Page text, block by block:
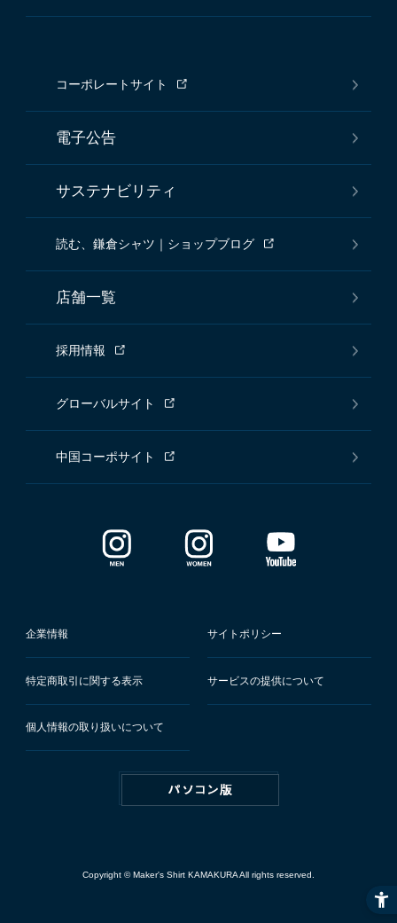
コーポレートサイト
電子公告
サステナビリティ
読む、鎌倉シャツ｜ショップブログ
店舗一覧
採用情報
グローバルサイト
中国コーポサイト
企業情報 サイトポリシー
特定商取引に関する表示 サービスの提供について
個人情報の取り扱いについて
Copyright © Maker's Shirt KAMAKURA All rights reserved.